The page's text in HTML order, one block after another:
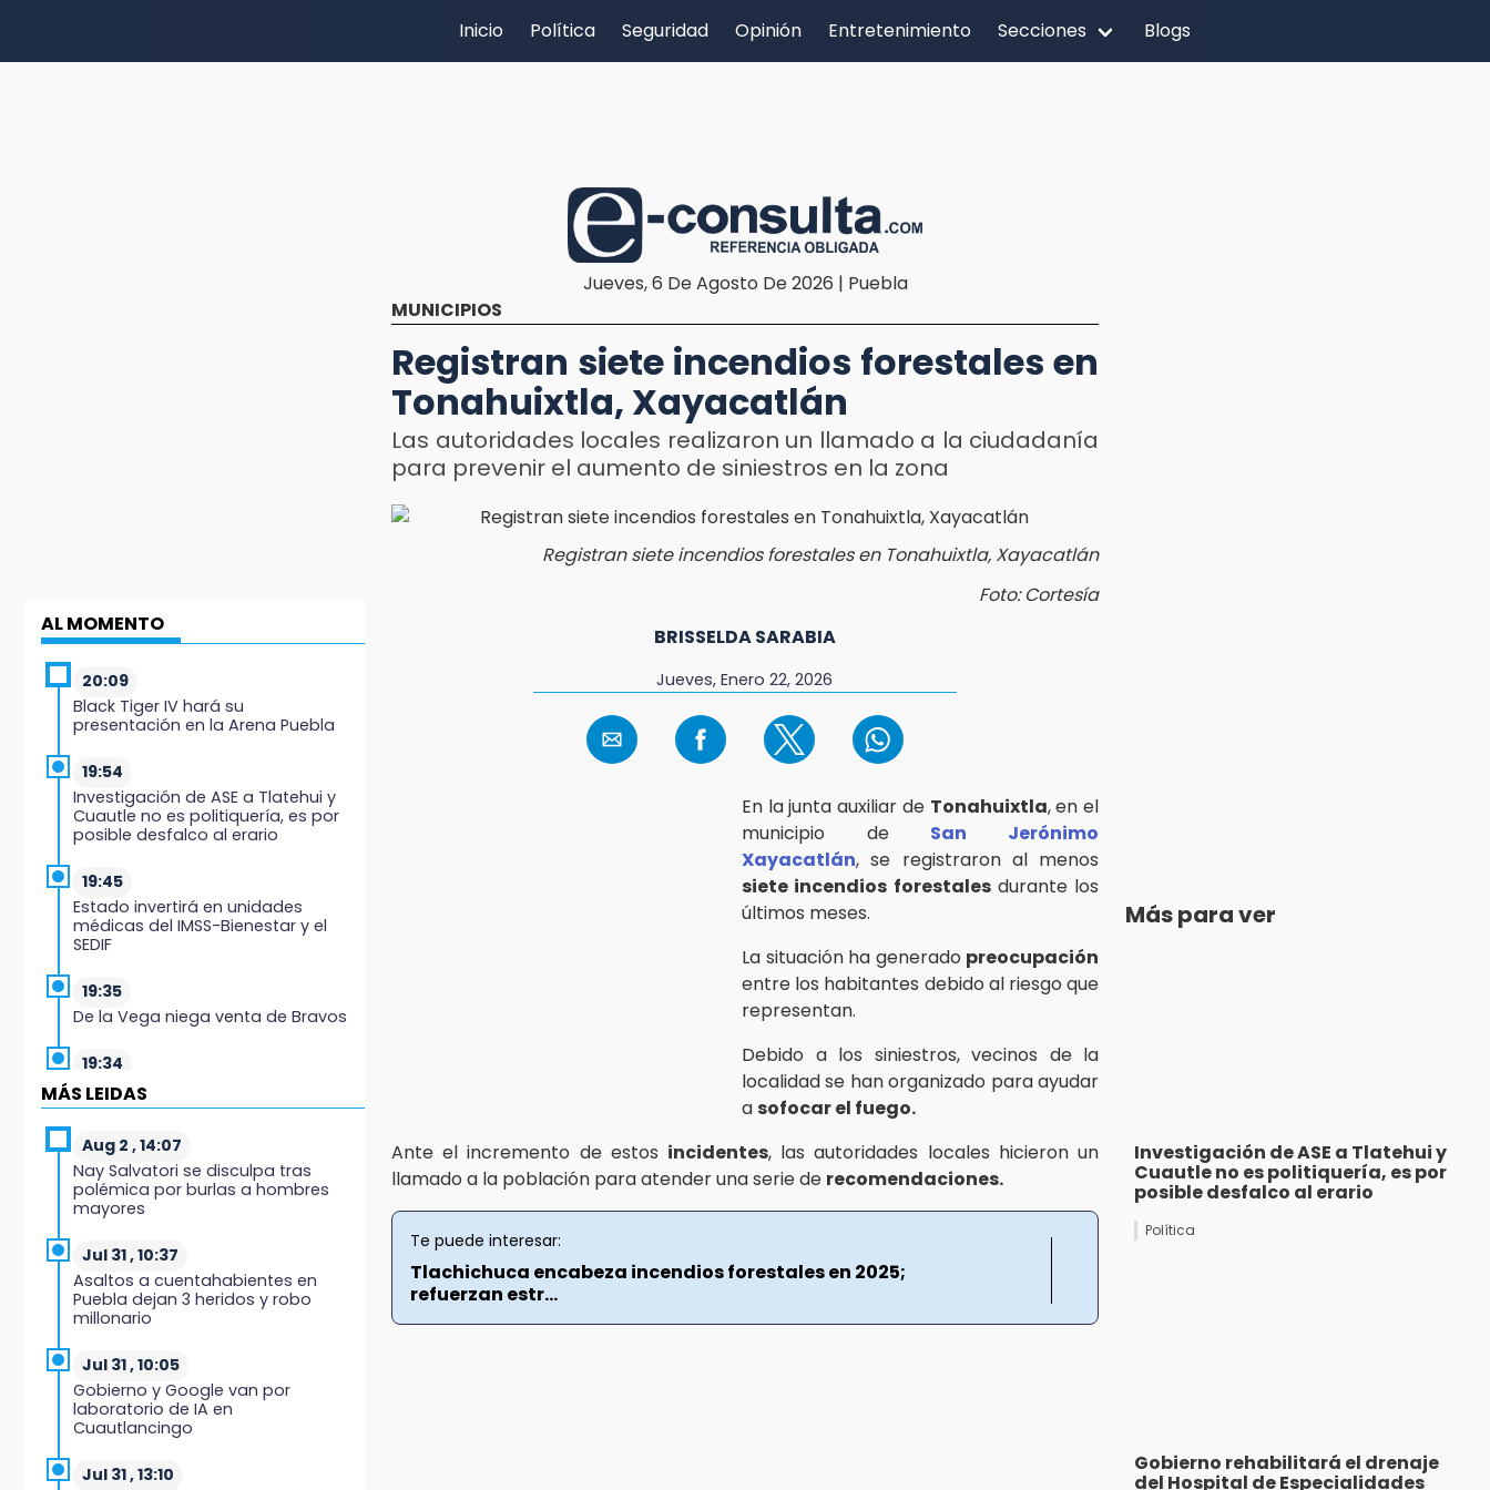
Inicio Política Seguridad Opinión Entretenimiento Secciones Blogs
Jueves, 6 De Agosto De 2026 | Puebla
AL MOMENTO
20:09
Black Tiger IV hará su
presentación en la Arena Puebla
19:54
Investigación de ASE a Tlatehui y
Cuautle no es politiquería, es por
posible desfalco al erario
19:45
Estado invertirá en unidades
médicas del IMSS-Bienestar y el
SEDIF
19:35
De la Vega niega venta de Bravos
19:34
Desalojan a dos comerciantes en
Valsequillo por invasión en zona
19:18
Bancada morenista, sin estrategia
para meter a Puebla en Ley de
18:54
Gobierno rehabilitará el drenaje
del Hospital de Especialidades del
18:49
Sujeto asalta banco en Plaza
Dorada tras amenazar con
MÁS LEIDAS
Aug 2 , 14:07
Nay Salvatori se disculpa tras
polémica por burlas a hombres
mayores
Jul 31 , 10:37
Asaltos a cuentahabientes en
Puebla dejan 3 heridos y robo
millonario
Jul 31 , 10:05
Gobierno y Google van por
laboratorio de IA en
Cuautlancingo
Jul 31 , 13:10
MUNICIPIOS
Registran siete incendios forestales en
Tonahuixtla, Xayacatlán
Las autoridades locales realizaron un llamado a la ciudadanía
para prevenir el aumento de siniestros en la zona
Registran siete incendios forestales en Tonahuixtla, Xayacatlán
Foto: Cortesía
BRISSELDA SARABIA
Jueves, Enero 22, 2026
En la junta auxiliar de Tonahuixtla, en el
municipio de San Jerónimo
Xayacatlán, se registraron al menos
siete incendios forestalesdurante los
últimos meses.
La situación ha generado preocupación
entre los habitantes debido al riesgo que
representan.
Debido a los siniestros, vecinos de la
localidad se han organizado para ayudar
a sofocar el fuego.
Ante el incremento de estos incidentes, las autoridades locales hicieron un
llamado a la población para atender una serie de recomendaciones.
Te puede interesar:
Tlachichuca encabeza incendios forestales en 2025;
refuerzan estr...
Más para ver
Investigación de ASE a Tlatehui y
Cuautle no es politiquería, es por
posible desfalco al erario
Política
Gobierno rehabilitará el drenaje
del Hospital de Especialidades